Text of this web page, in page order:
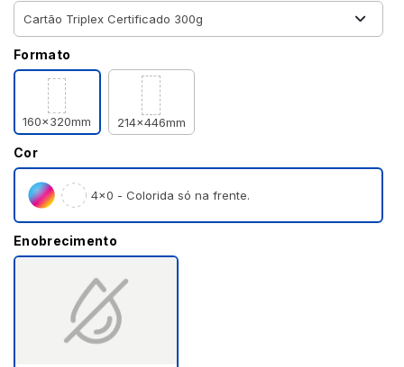
Formato
160x320mm 214x446mm
Cor
4×0 - Colorida só na frente.
Enobrecimento